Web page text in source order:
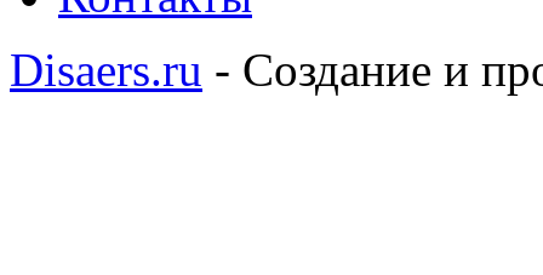
Disaers.ru - Создание и